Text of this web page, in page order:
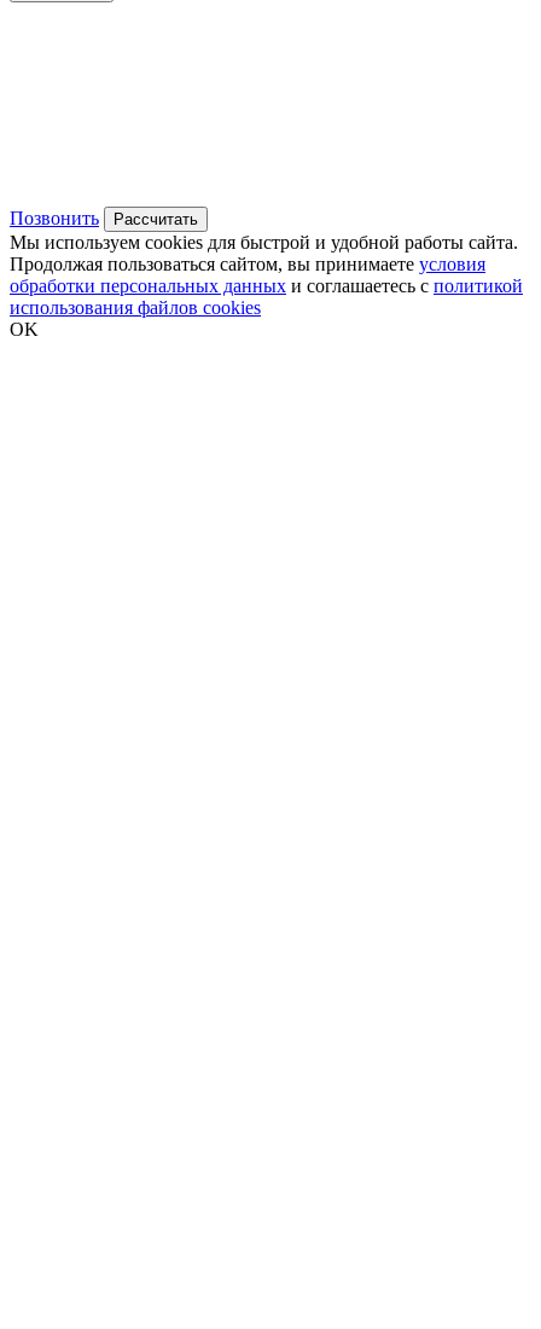
Позвонить Рассчитать
Мы используем cookies для быстрой и удобной работы сайта.
Продолжая пользоваться сайтом, вы принимаете условия
обработки персональных данных и соглашаетесь с политикой
использования файлов cookies
OK